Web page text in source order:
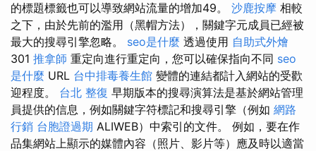
的標題標籤也可以導致網站流量的增加49。 沙鹿按摩 相較
之下，由於先前的濫用（黑帽方法），關鍵字元成員已經被
最大的搜尋引擎忽略。 seo是什麼 透過使用 自助式外燴
301 推拿師 重定向進行重定向，您可以確保指向不同 seo
是什麼 URL 台中排毒養生館 變體的連結都計入網站的受歡
迎程度。 台北 整復 早期版本的搜尋演算法是基於網站管理
員提供的信息，例如關鍵字符標記和搜尋引擎（例如 網路
行銷 台胞證過期 ALIWEB）中索引的文件。 例如，要在作
品集網站上顯示的媒體內容（照片、影片等）應及時以適當